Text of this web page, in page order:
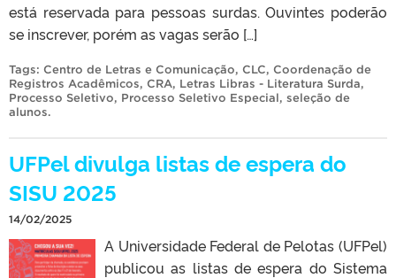
está reservada para pessoas surdas. Ouvintes poderão
se inscrever, porém as vagas serão […]
Tags: Centro de Letras e Comunicação, CLC, Coordenação de
Registros Acadêmicos, CRA, Letras Libras - Literatura Surda,
Processo Seletivo, Processo Seletivo Especial, seleção de
alunos.
UFPel divulga listas de espera do
SISU 2025
14/02/2025
A Universidade Federal de Pelotas (UFPel)
publicou as listas de espera do Sistema